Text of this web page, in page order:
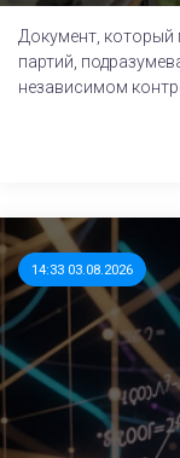
Документ, который
партий,
независимом
14:33 03.08.2026